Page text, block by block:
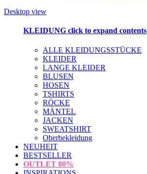
Desktop view
KLEIDUNG click to expand contents
ALLE KLEIDUNGSSTÜCKE
KLEIDER
LANGE KLEIDER
BLUSEN
HOSEN
TSHIRTS
RÖCKE
MÄNTEL
JACKEN
SWEATSHIRT
Oberbekleidung
NEUHEIT
BESTSELLER
OUTLET 80%